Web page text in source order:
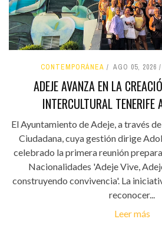
CONTEMPORÁNEA AGO 05, 2026
ADEJE AVANZA EN LA
INTERCULTURAL
El Ayuntamiento de Adeje, a través
Ciudadana, cuya gestión dirige
celebrado la primera reunión
Nacionalidades 'Adeje Vive,
construyendo convivencia'. La
reconocer...
Leer más